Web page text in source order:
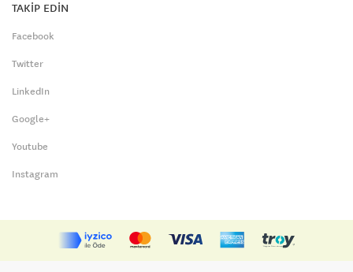
TAKİP EDİN
Facebook
Twitter
LinkedIn
Google+
Youtube
Instagram